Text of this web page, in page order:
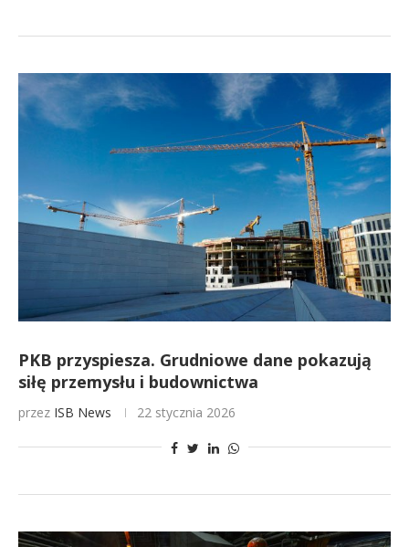
PKB przyspiesza. Grudniowe dane pokazują
siłę przemysłu i budownictwa
przez ISB News 22 stycznia 2026